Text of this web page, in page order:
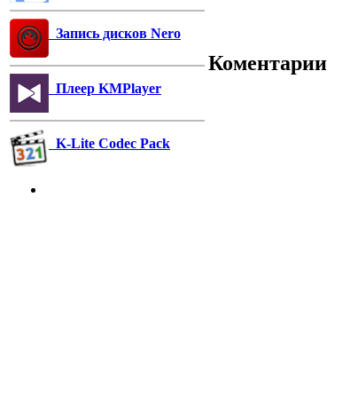
Запись дисков Nero
Плеер KMPlayer
K-Lite Codec Pack
Коментарии